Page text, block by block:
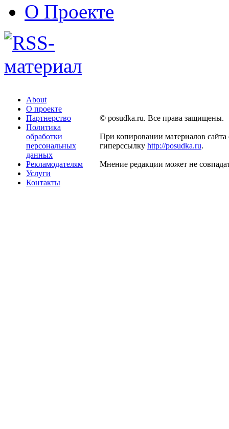
О Проекте
About
О проекте
Партнерство
Политика
обработки
персональных
данных
Рекламодателям
Услуги
Контакты
© posudka.ru. Все права защищены.
При копировании материалов сайта
гиперссылку http://posudka.ru.
Мнение редакции может не